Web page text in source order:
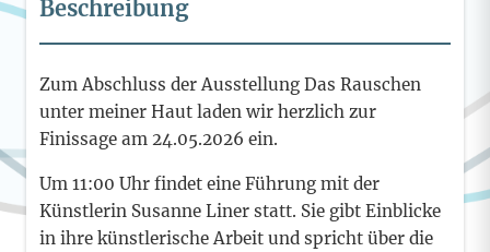
Beschreibung
Zum Abschluss der Ausstellung Das Rauschen
unter meiner Haut laden wir herzlich zur
Finissage am 24.05.2026 ein.
Um 11:00 Uhr findet eine Führung mit der
Künstlerin Susanne Liner statt. Sie gibt Einblicke
in ihre künstlerische Arbeit und spricht über die